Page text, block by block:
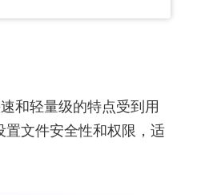
和轻量级的特点受到用
文件安全性和权限，适